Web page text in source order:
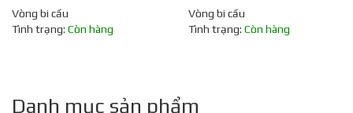
Vòng bi cầu
Tình trạng: Còn hàng
Vòng bi cầu
Tình trạng: Còn hàng
Danh mục sản phẩm